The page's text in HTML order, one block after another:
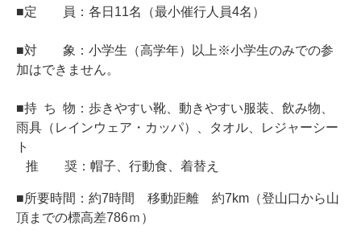
■定 員：各日11名（最小催行人員4名）
■対 象： 小学生（高学年）以上※小学生のみでの参
加はできません。
■持 ち 物：歩きやすい靴、動きやすい服装、飲み物、
雨具（レインウェア・カッパ）、タオル、レジャーシー
ト
推 奨：帽子、行動食、着替え
■所要時間：約7時間 移動距離 約7km（登山口から山
頂までの標高差786ｍ）